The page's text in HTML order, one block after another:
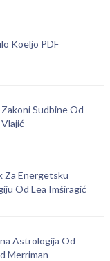
Koeljo PDF
Sudbine Od
Za Energetsku
Od Lea Imširagić
Astrologija Od
Merriman